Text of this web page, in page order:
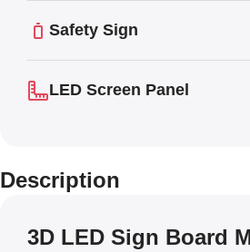
Safety Sign
LED Screen Panel
Description
3D LED Sign Board